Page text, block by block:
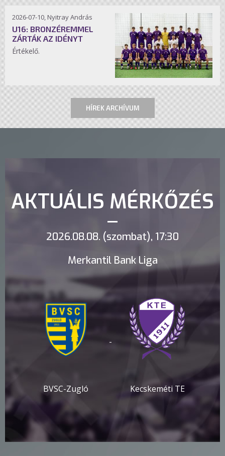
2026-07-10, Nyitray András
U16: BRONZÉREMMEL
ZÁRTÁK AZ IDÉNYT
Értékelő.
HÍREK ARCHÍVUM
AKTUÁLIS MÉRKŐZÉS
2026.08.08. (szombat), 17:30
Merkantil Bank Liga
BVSC-Zugló
-
Kecskeméti TE